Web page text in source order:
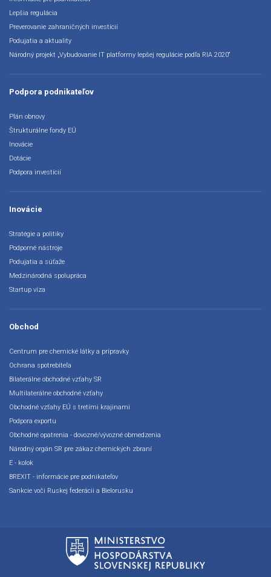
Lepšia regulácia
Preverovanie zahraničných investícií
Podujatia a aktuality
Národný projekt „Vybudovanie IT platformy lepšej regulácie podľa RIA 2020“
Podpora podnikateľov
Plán obnovy
Štrukturálne fondy EÚ
Inovácie
Dotácie
Podpora investícií
Inovácie
Stratégie a politiky
Podporné nástroje
Podujatia a súťaže
Medzinárodná spolupráca
Startup víza
Obchod
Centrum pre chemické látky a prípravky
Ochrana spotrebiteľa
Bilaterálne obchodné vzťahy SR
Multilaterálne obchodné vzťahy
Obchodné vzťahy EÚ s tretími krajinami
Podpora exportu
Obchodné opatrenia - dovozné/vývozné obmedzenia
Národný orgán SR pre zákaz chemických zbraní
E - kolok
BREXIT - informácie pre podnikateľov
Sankcie voči Ruskej federácii a Bielorusku